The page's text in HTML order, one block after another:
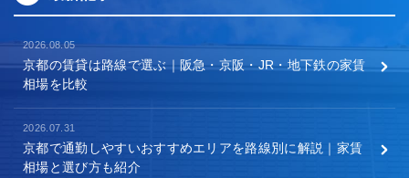
2026.08.05
京都の賃貸は路線で選ぶ｜阪急・京阪・JR・地下鉄の家賃
相場を比較
2026.07.31
京都で通勤しやすいおすすめエリアを路線別に解説｜家賃
相場と選び方も紹介